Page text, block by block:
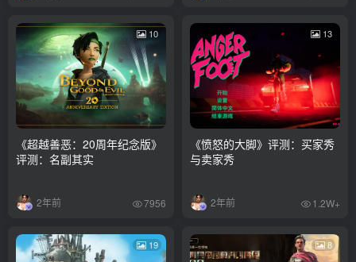
10
《超越善恶：20周年纪念版》
评测：名副其实
2年前 7956
13
《愤怒的大脚》评测：买家秀
与卖家秀
2年前 1.2W+
19 8